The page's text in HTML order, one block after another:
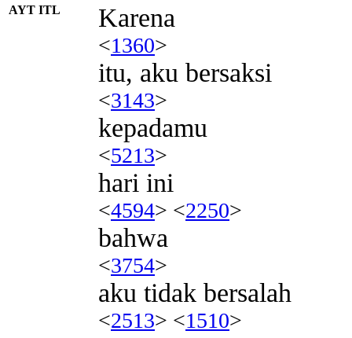
AYT ITL Karena
<1360>
itu, aku bersaksi
<3143>
kepadamu
<5213>
hari ini
<4594> <2250>
bahwa
<3754>
aku tidak bersalah
<2513> <1510>